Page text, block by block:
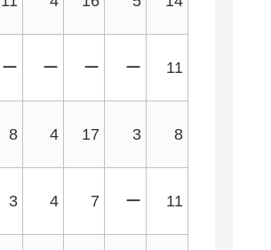
ー ー ー ー 11
8 4 17 3 8
3 4 7 ー 11